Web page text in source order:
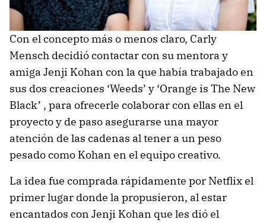
Con el concepto más o menos claro, Carly
Mensch decidió contactar con su mentora y
amiga Jenji Kohan con la que había trabajado en
sus dos creaciones ‘Weeds’ y ‘Orange is The New
Black’ , para ofrecerle colaborar con ellas en el
proyecto y de paso asegurarse una mayor
atención de las cadenas al tener a un peso
pesado como Kohan en el equipo creativo.
La idea fue comprada rápidamente por Netflix el
primer lugar donde la propusieron, al estar
encantados con Jenji Kohan que les dió el